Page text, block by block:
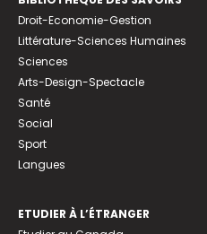
Droit-Economie-Gestion
Littérature-Sciences Humaines
Sciences
Arts-Design-Spectacle
Santé
Social
Sport
Langues
ETUDIER À L’ÉTRANGER